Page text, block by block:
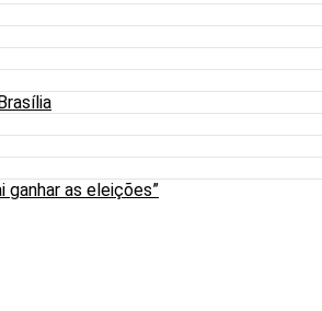
as eleições”